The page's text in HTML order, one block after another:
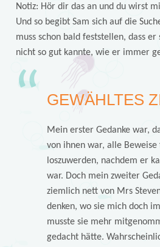
Notiz: Hör dir das an und du wirst
Und so begibt Sam sich auf die
muss schon bald feststellen, dass er
nicht so gut kannte, wie er immer
GEWÄHLTES
Mein erster Gedanke war,
von ihnen war, alle Beweise
loszuwerden, nachdem er
war. Doch mein zweiter
ziemlich nett von Mrs
denken, wo sie mich doch
musste sie mehr
gedacht hätte.